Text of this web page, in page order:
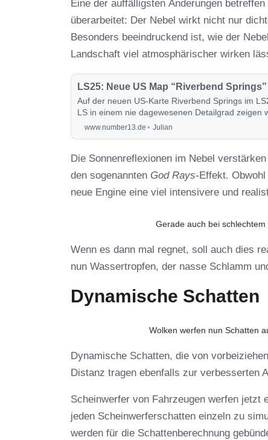
Eine der auffälligsten Änderungen
überarbeitet: Der Nebel wirkt nicht nur
Besonders beeindruckend ist, wie der
Landschaft viel atmosphärischer wirken
LS25: Neue US Map “Riverbend
Auf der neuen US-Karte Riverbend Springs im
LS in einem nie dagewesenen Detailgrad
heraus.
www.number13.de Julian
Die Sonnenreflexionen im Nebel
den sogenannten God Rays-Effekt.
neue Engine eine viel intensivere und
Gerade auch bei
Wenn es dann mal regnet, soll auch dies
nun Wassertropfen, der nasse Schlamm
Dynamische Schatten
Wolken werfen nun Schatten
Dynamische Schatten, die von
Distanz tragen ebenfalls zur verbesserten
Scheinwerfer von Fahrzeugen werfen
jeden Scheinwerferschatten einzeln zu
werden für die Schattenberechnung